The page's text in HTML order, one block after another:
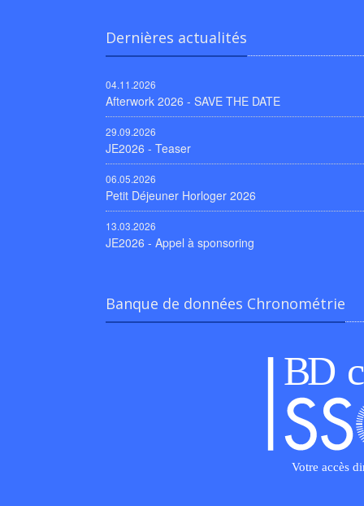
Dernières actualités
04.11.2026
Afterwork 2026 - SAVE THE DATE
29.09.2026
JE2026 - Teaser
06.05.2026
Petit Déjeuner Horloger 2026
13.03.2026
JE2026 - Appel à sponsoring
Banque de données Chronométrie